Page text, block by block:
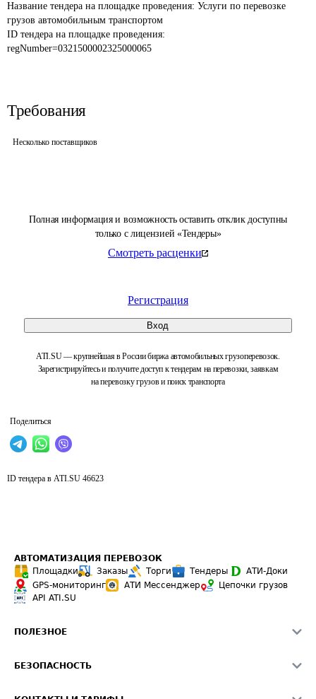
Полная информация и возможность оставить отклик доступны
только с лицензией «Тендеры»
Смотреть расценки
Регистрация
Вход
ATI.SU — крупнейшая в России биржа автомобильных грузоперевозок.
Зарегистрируйтесь и получите доступ к тендерам на перевозки, заявкам
на перевозку грузов и поиск транспорта
Поделиться
Название тендера на площадке проведения: Услуги по перевозке
грузов автомобильным транспортом
ID тендера на площадке проведения:
regNumber=0321500002325000065
Требования
Несколько поставщиков
ID тендера в ATI.SU 46623
АВТОМАТИЗАЦИЯ ПЕРЕВОЗОК
Площадки
Заказы Торги Тендеры
АТИ-Доки
GPS-мониторинг
АТИ Мессенджер
Цепочки грузов
API ATI.SU
ПОЛЕЗНОЕ
Звезды ATI.SU на вашем сайте
БЕЗОПАСНОСТЬ